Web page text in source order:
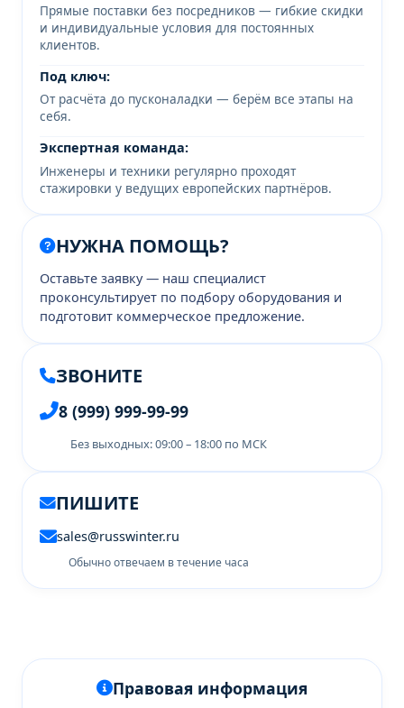
Прямые поставки без посредников — гибкие скидки
и индивидуальные условия для постоянных
клиентов.
Под ключ:
От расчёта до пусконаладки — берём все этапы на
себя.
Экспертная команда:
Инженеры и техники регулярно проходят
стажировки у ведущих европейских партнёров.
НУЖНА ПОМОЩЬ?
Оставьте заявку — наш специалист
проконсультирует по подбору оборудования и
подготовит коммерческое предложение.
ЗВОНИТЕ
8 (999) 999-99-99
Без выходных: 09:00 – 18:00 по МСК
ПИШИТЕ
sales@russwinter.ru
Обычно отвечаем в течение часа
Правовая информация